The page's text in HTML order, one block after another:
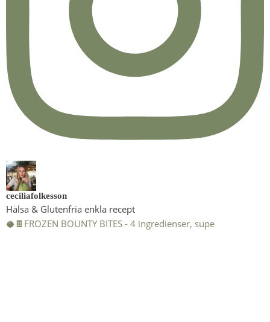
ceciliafolkesson
Hälsa & Glutenfria enkla recept
🥥🍫FROZEN BOUNTY BITES - 4 ingredienser, supe